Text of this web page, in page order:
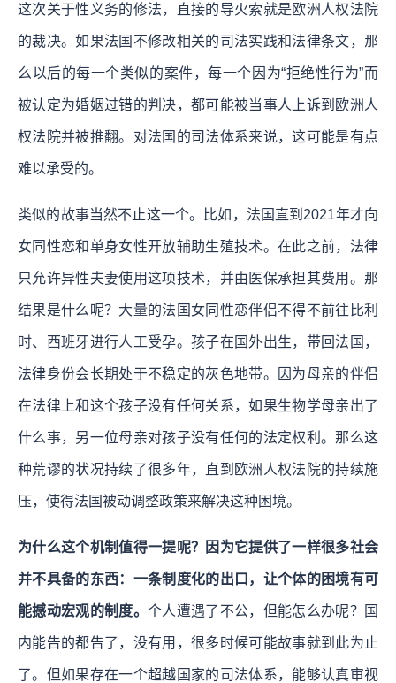
这次关于性义务的修法，直接的导火索就是欧洲人权法院
的裁决。如果法国不修改相关的司法实践和法律条文，那
么以后的每一个类似的案件，每一个因为“拒绝性行为”而
被认定为婚姻过错的判决，都可能被当事人上诉到欧洲人
权法院并被推翻。对法国的司法体系来说，这可能是有点
难以承受的。
类似的故事当然不止这一个。比如，法国直到2021年才向
女同性恋和单身女性开放辅助生殖技术。在此之前，法律
只允许异性夫妻使用这项技术，并由医保承担其费用。那
结果是什么呢？大量的法国女同性恋伴侣不得不前往比利
时、西班牙进行人工受孕。孩子在国外出生，带回法国，
法律身份会长期处于不稳定的灰色地带。因为母亲的伴侣
在法律上和这个孩子没有任何关系，如果生物学母亲出了
什么事，另一位母亲对孩子没有任何的法定权利。那么这
种荒谬的状况持续了很多年，直到欧洲人权法院的持续施
压，使得法国被动调整政策来解决这种困境。
为什么这个机制值得一提呢？因为它提供了一样很多社会
并不具备的东西：一条制度化的出口，让个体的困境有可
能撼动宏观的制度。 个人遭遇了不公，但能怎么办呢？国
内能告的都告了，没有用，很多时候可能故事就到此为止
了。但如果存在一个超越国家的司法体系，能够认真审视